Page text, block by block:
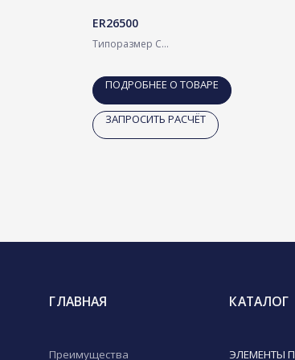
ER26500
Типоразмер C
ПОДРОБНЕЕ О ТОВАРЕ
ЗАПРОСИТЬ РАСЧЁТ
КАТАЛОГ
Новости Высокоёмкие: -55 до +85